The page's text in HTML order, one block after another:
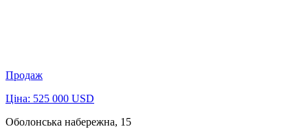
Продаж
Ціна: 525 000 USD
Оболонська набережна, 15